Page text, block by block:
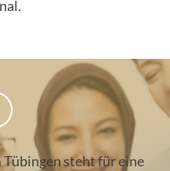
steht für eine